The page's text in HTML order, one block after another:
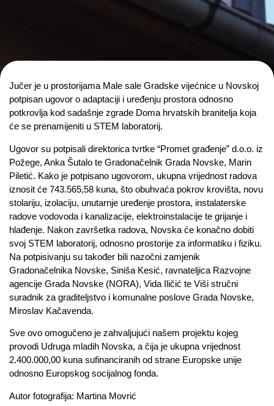
Jučer je u prostorijama Male sale Gradske vijećnice u Novskoj
potpisan ugovor o adaptaciji i uređenju prostora odnosno
potkrovlja kod sadašnje zgrade Doma hrvatskih branitelja koja
će se prenamijeniti u STEM laboratorij.
Ugovor su potpisali direktorica tvrtke “Promet građenje” d.o.o. iz
Požege, Anka Šutalo te Gradonačelnik Grada Novske, Marin
Piletić. Kako je potpisano ugovorom, ukupna vrijednost radova
iznosit će 743.565,58 kuna, što obuhvaća pokrov krovišta, novu
stolariju, izolaciju, unutarnje uređenje prostora, instalaterske
radove vodovoda i kanalizacije, elektroinstalacije te grijanje i
hlađenje. Nakon završetka radova, Novska će konačno dobiti
svoj STEM laboratorij, odnosno prostorije za informatiku i fiziku.
Na potpisivanju su također bili nazočni zamjenik
Gradonačelnika Novske, Siniša Kesić, ravnateljica Razvojne
agencije Grada Novske (NORA), Vida Iličić te Viši stručni
suradnik za graditeljstvo i komunalne poslove Grada Novske,
Miroslav Kačavenda.
Sve ovo omogučeno je zahvaljujući našem projektu kojeg
provodi Udruga mladih Novska, a čija je ukupna vrijednost
2.400.000,00 kuna sufinanciranih od strane Europske unije
odnosno Europskog socijalnog fonda.
Autor fotografija: Martina Movrić